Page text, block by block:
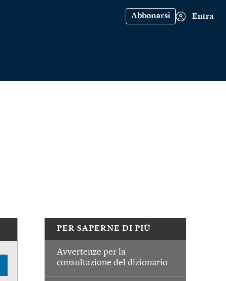
Abbonarsi Entra
PER SAPERNE DI PIÙ
Avvertenze per la
consultazione del dizionario